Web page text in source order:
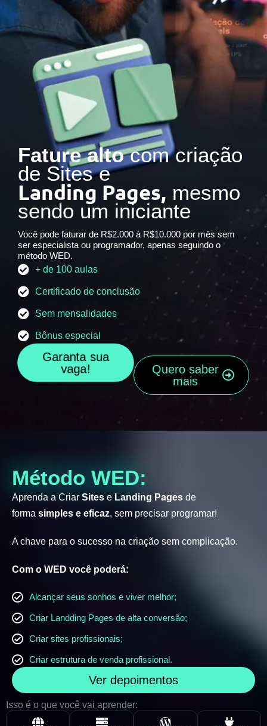
Fature altocom criação
de Sites e
Landing Pages, mesmo
sendo um iniciante
Você pode faturar de R$2.000 à R$10.000 por mês sem
ser especialista ou programador, apenas seguindo o
método WED.
+ de 100 aulas
Certificado de conclusão
Sem mensalidades
Bônus especial
Garanta sua
vaga!
Quero saber
mais
Método WED:
Aprenda a Criar Sites e Landing Pages de
forma simples e eficaz, sem precisar programar!
A chave para o sucesso na criação sem complicação.
Com o WED você poderá:
Alcançar seus sonhos e viver melhor;
Criar Landding Pages de alta conversão;
Criar sites profissionais;
Criar estrutura de venda profissional.
Ver depoimentos
Isso é o que você vai aprender: